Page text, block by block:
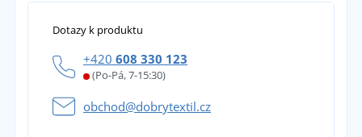
Dotazy k produktu
+420 608 330 123
(Po-Pá, 7-15:30)
obchod@dobrytextil.cz